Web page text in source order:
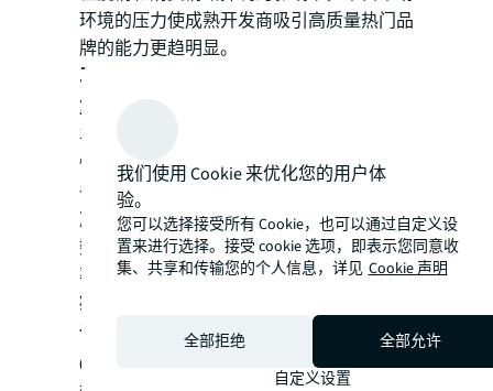
环境的压力使成熟开发商吸引高质量热门品
牌的能力更趋明显。
三季度无新项目交付，市场活跃度缓慢恢
复。
平方米。截至九月末，市场活跃度回升较
慢，静态管理的防疫措施依旧对客流量造成
一定影响，但项目内退租换租情况较上季度
减少，净吸纳量环比增加，同时与往年平均
数据相比仍有差距。第三季度市场整体空置
率保持平稳，录得13.2%。
疫情反复影响市场情绪，整体租金小幅下
调。
三季度天津优质零售市场租金同比下降
0.3%，为324元/平方米/月。租金方面马太
我们使用 Cookie 来优化您的用户体
验。
您可以选择接受所有 Cookie，也可以通过自定义设
置来进行选择。接受 cookie 选项，即表示您同意收
集、共享和传输您的个人信息，详见 Cookie 声明
全部拒绝
全部允许
自定义设置